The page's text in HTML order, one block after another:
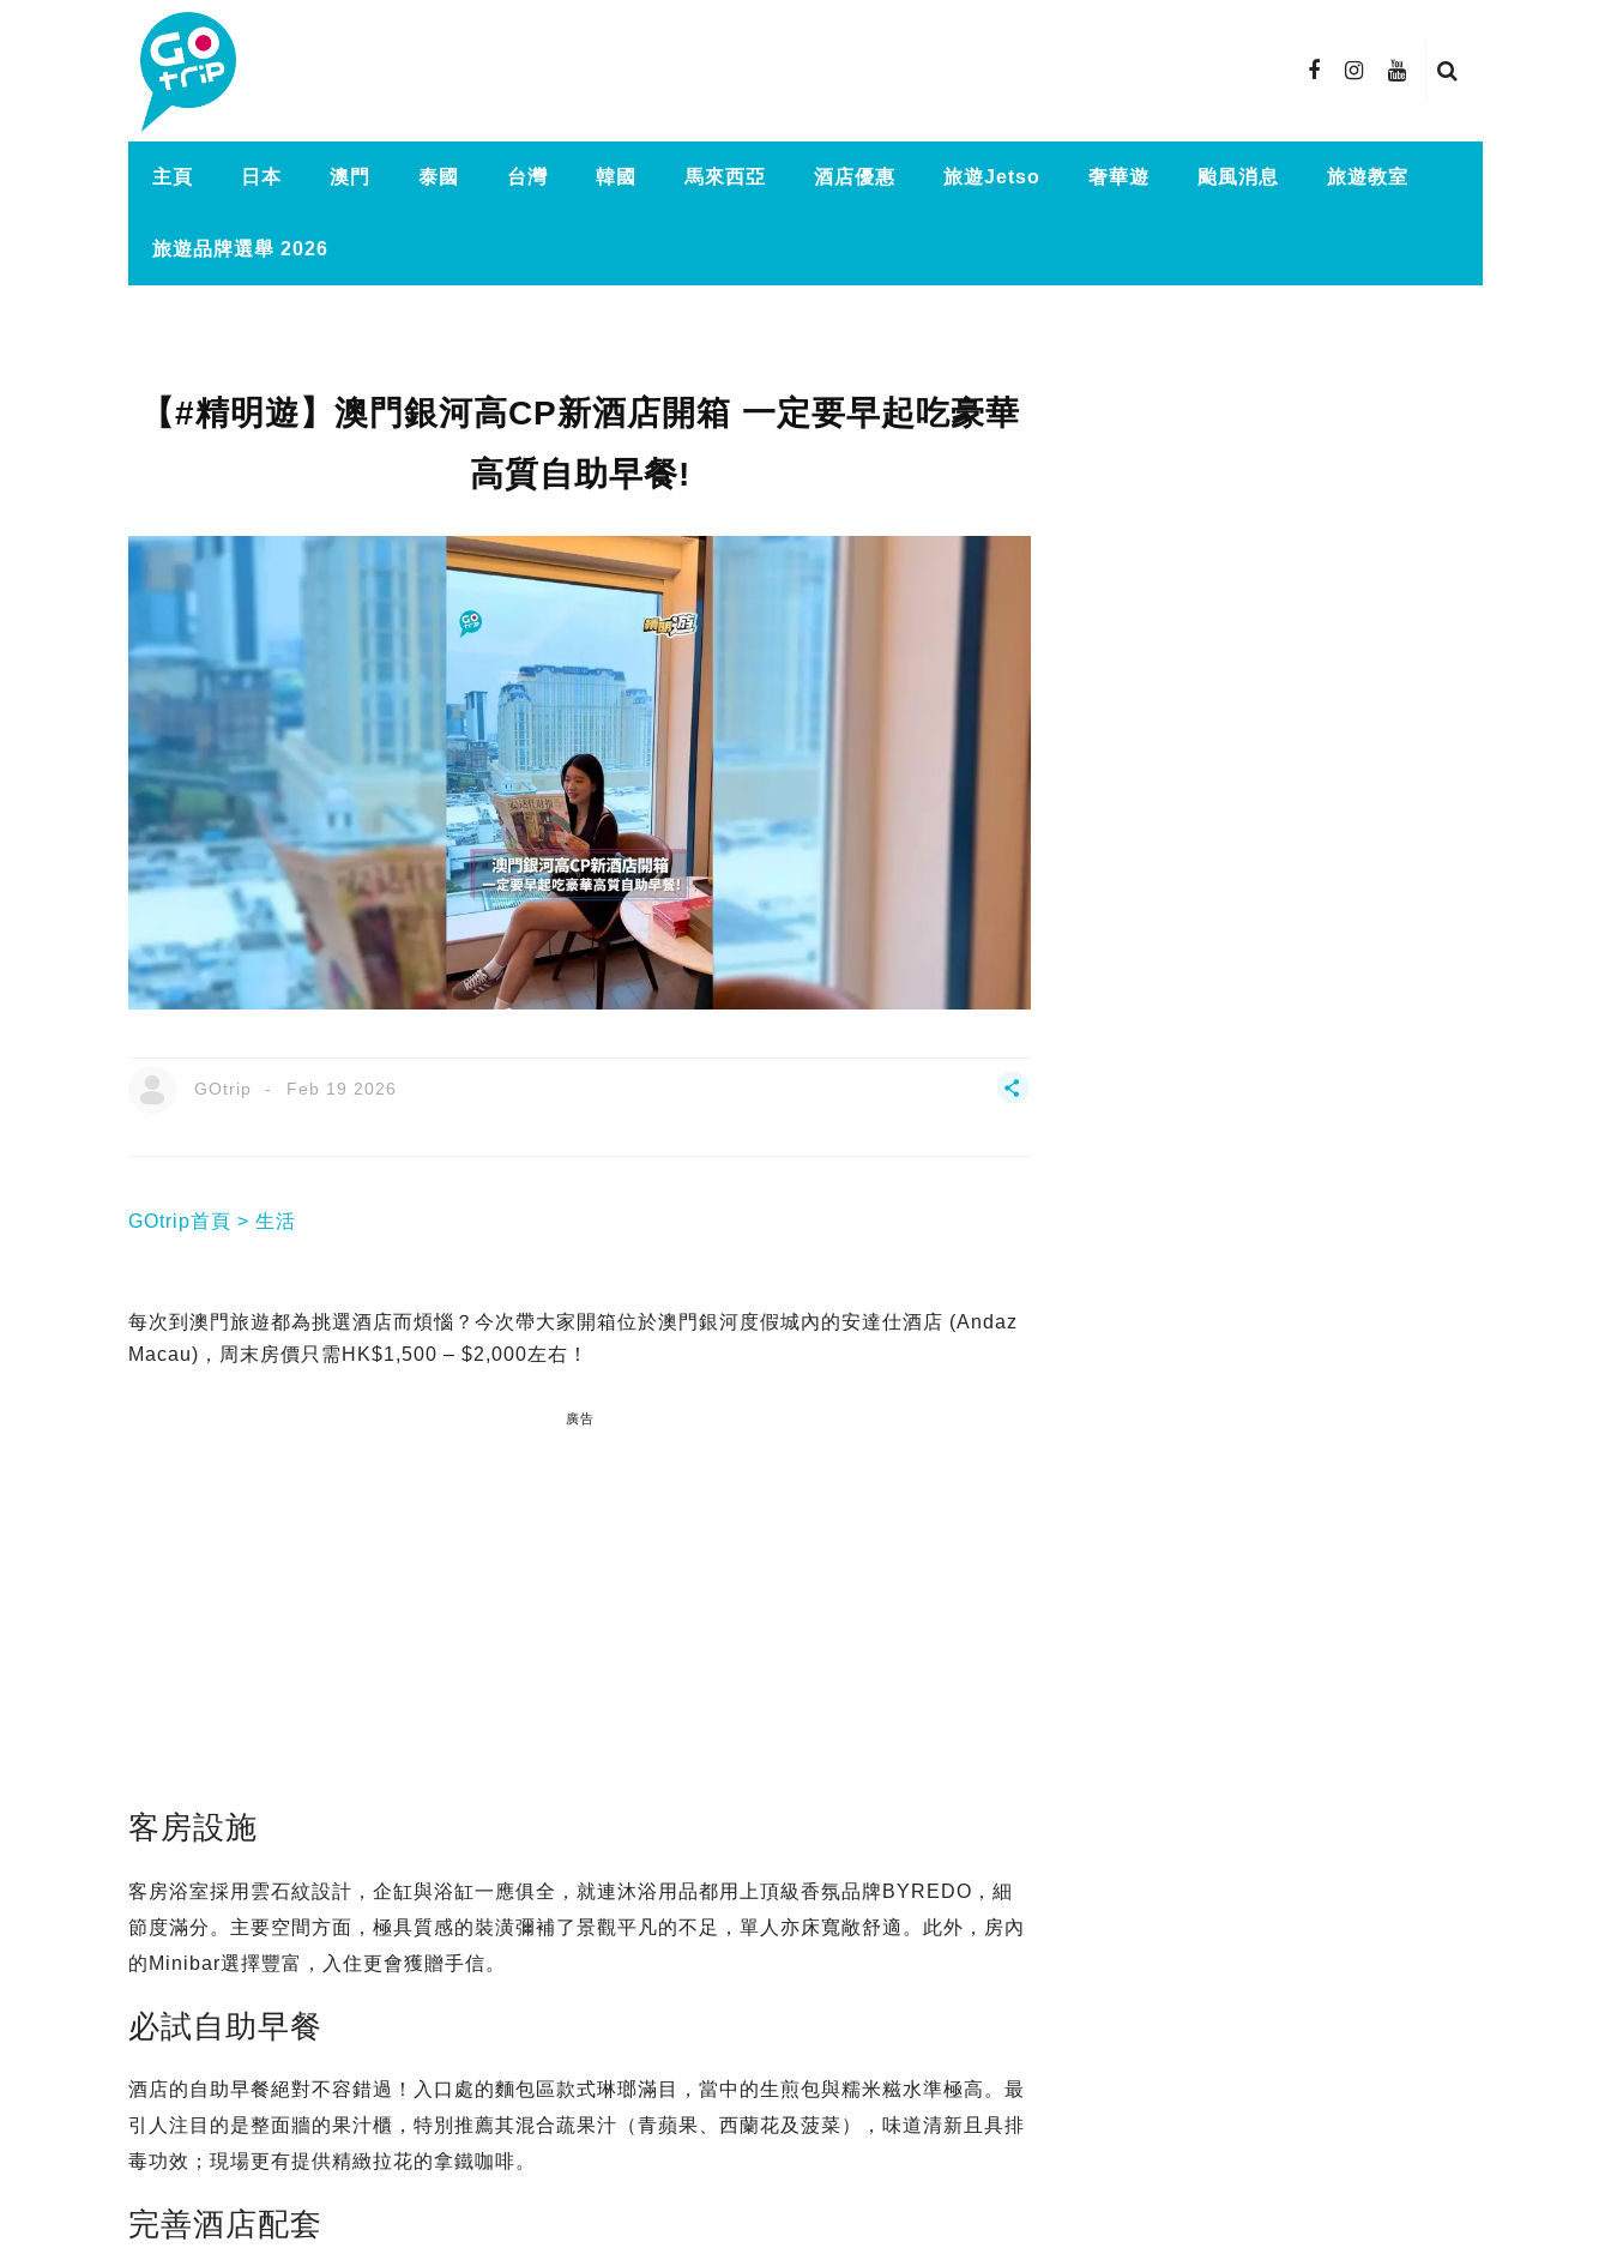
主頁 日本 澳門 泰國 台灣 韓國 馬來西亞 酒店優惠 旅遊Jetso 奢華遊 颱風消息 旅遊教室
旅遊品牌選舉 2026
【#精明遊】澳門銀河高CP新酒店開箱 一定要早起吃豪華
高質自助早餐!
GOtrip Feb 19 2026
GOtrip首頁 生活
每次到澳門旅遊都為挑選酒店而煩惱？今次帶大家開箱位於澳門銀河度假城內的安達仕酒店 (Andaz
Macau)，周末房價只需HK$1,500 – $2,000左右！
廣告
客房設施
客房浴室採用雲石紋設計，企缸與浴缸一應俱全，就連沐浴用品都用上頂級香氛品牌BYREDO，細
節度滿分。主要空間方面，極具質感的裝潢彌補了景觀平凡的不足，單人亦床寬敞舒適。此外，房內
的Minibar選擇豐富，入住更會獲贈手信。
必試自助早餐
酒店的自助早餐絕對不容錯過！入口處的麵包區款式琳瑯滿目，當中的生煎包與糯米糍水準極高。最
引人注目的是整面牆的果汁櫃，特別推薦其混合蔬果汁（青蘋果、西蘭花及菠菜），味道清新且具排
毒功效；現場更有提供精緻拉花的拿鐵咖啡。
完善酒店配套